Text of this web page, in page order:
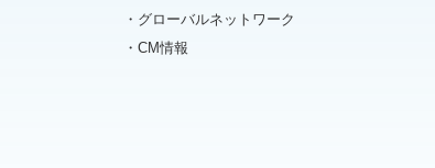
グローバルネットワーク
CM情報